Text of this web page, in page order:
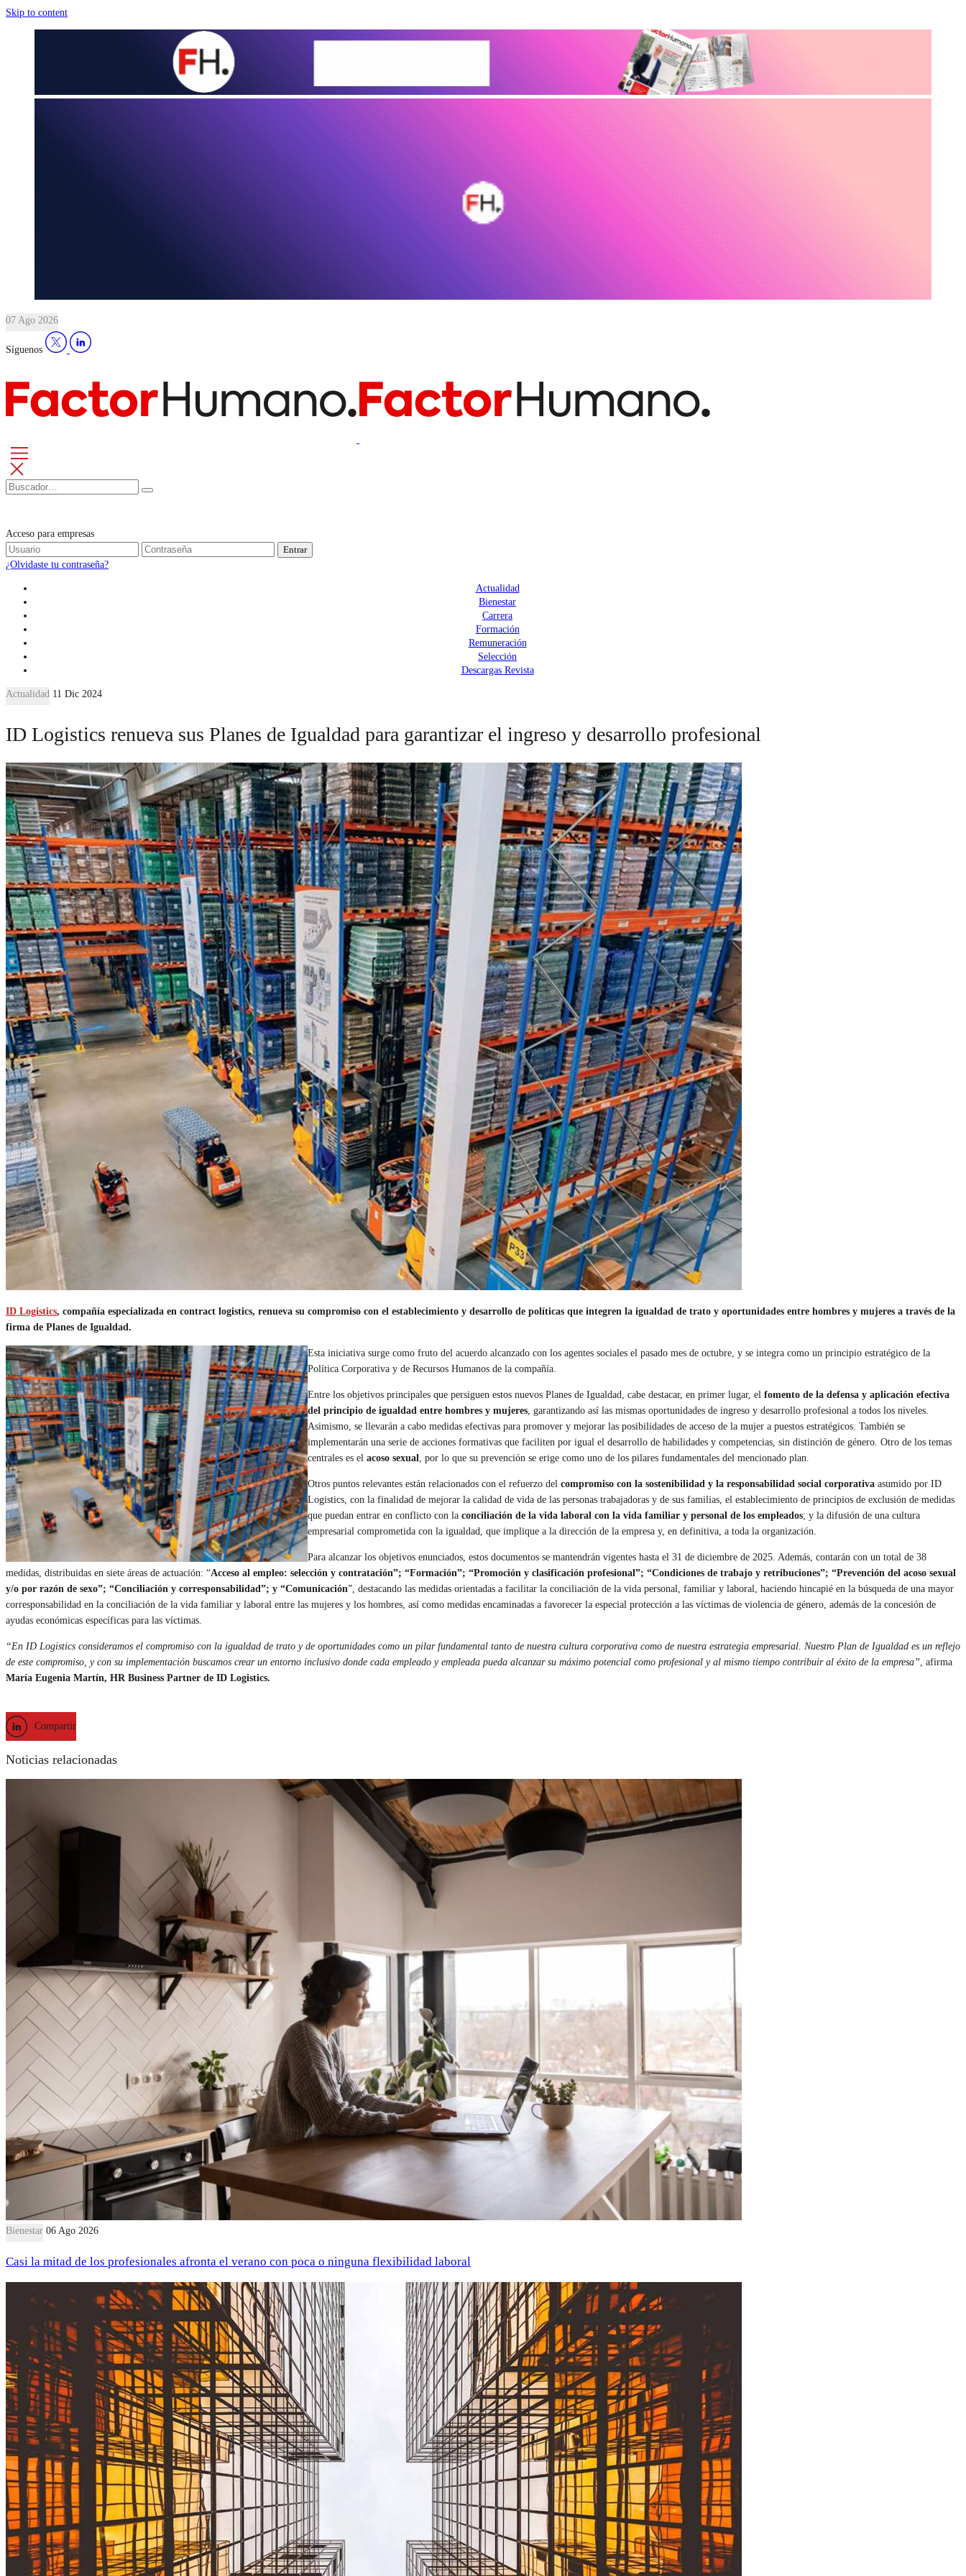
Skip to content
07 Ago 2026
Síguenos
Acceso para empresas
Entrar
¿Olvidaste tu contraseña?
Actualidad
Bienestar
Carrera
Formación
Remuneración
Selección
Descargas Revista
Actualidad 11 Dic 2024
ID Logistics renueva sus Planes de Igualdad para garantizar el ingreso y desarrollo profesional
ID Logistics, compañía especializada en contract logistics, renueva su compromiso con el establecimiento y desarrollo de políticas que integren la igualdad de trato y oportunidades entre hombres y mujeres a través de la
firma de Planes de Igualdad.
Esta iniciativa surge como fruto del acuerdo alcanzado con los agentes sociales el pasado mes de octubre, y se integra como un principio estratégico de la
Política Corporativa y de Recursos Humanos de la compañía.
Entre los objetivos principales que persiguen estos nuevos Planes de Igualdad, cabe destacar, en primer lugar, el fomento de la defensa y aplicación efectiva
del principio de igualdad entre hombres y mujeres , garantizando así las mismas oportunidades de ingreso y desarrollo profesional a todos los niveles.
Asimismo, se llevarán a cabo medidas efectivas para promover y mejorar las posibilidades de acceso de la mujer a puestos estratégicos. También se
implementarán una serie de acciones formativas que faciliten por igual el desarrollo de habilidades y competencias, sin distinción de género. Otro de los temas
centrales es el acoso sexual , por lo que su prevención se erige como uno de los pilares fundamentales del mencionado plan.
Otros puntos relevantes están relacionados con el refuerzo del compromiso con la sostenibilidad y la responsabilidad social corporativa asumido por ID
Logistics, con la finalidad de mejorar la calidad de vida de las personas trabajadoras y de sus familias, el establecimiento de principios de exclusión de medidas
que puedan entrar en conflicto con la conciliación de la vida laboral con la vida familiar y personal de los empleados; y la difusión de una cultura
empresarial comprometida con la igualdad, que implique a la dirección de la empresa y, en definitiva, a toda la organización.
Para alcanzar los objetivos enunciados, estos documentos se mantendrán vigentes hasta el 31 de diciembre de 2025. Además, contarán con un total de 38
medidas, distribuidas en siete áreas de actuación: “Acceso al empleo: selección y contratación”; “Formación”; “Promoción y clasificación profesional”; “Condiciones de trabajo y retribuciones”; “Prevención del acoso sexual
y/o por razón de sexo”; “Conciliación y corresponsabilidad”; y “Comunicación”, destacando las medidas orientadas a facilitar la conciliación de la vida personal, familiar y laboral, haciendo hincapié en la búsqueda de una mayor
corresponsabilidad en la conciliación de la vida familiar y laboral entre las mujeres y los hombres, así como medidas encaminadas a favorecer la especial protección a las víctimas de violencia de género, además de la concesión de
ayudas económicas específicas para las víctimas.
“En ID Logistics consideramos el compromiso con la igualdad de trato y de oportunidades como un pilar fundamental tanto de nuestra cultura corporativa como de nuestra estrategia empresarial. Nuestro Plan de Igualdad es un reflejo
de este compromiso, y con su implementación buscamos crear un entorno inclusivo donde cada empleado y empleada pueda alcanzar su máximo potencial como profesional y al mismo tiempo contribuir al éxito de la empresa” , afirma
María Eugenia Martín, HR Business Partner de ID Logistics.
Compartir
Noticias relacionadas
Bienestar 06 Ago 2026
Casi la mitad de los profesionales afronta el verano con poca o ninguna flexibilidad laboral